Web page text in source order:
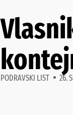
PODRAVSKI LIST 26.